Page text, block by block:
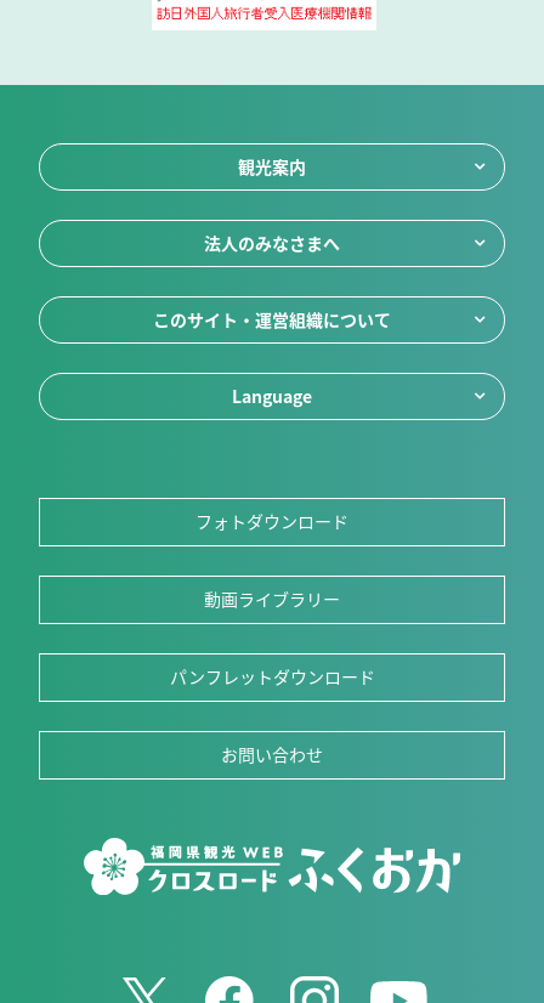
観光案内
法人のみなさまへ
このサイト・運営組織について
Language
フォトダウンロード
動画ライブラリー
パンフレットダウンロード
お問い合わせ